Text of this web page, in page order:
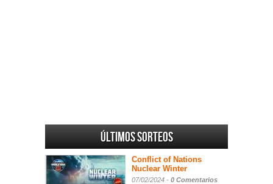
Últimos sorteos
Conflict of Nations
Nuclear Winter
07/02/2024 - 0 Comentarios